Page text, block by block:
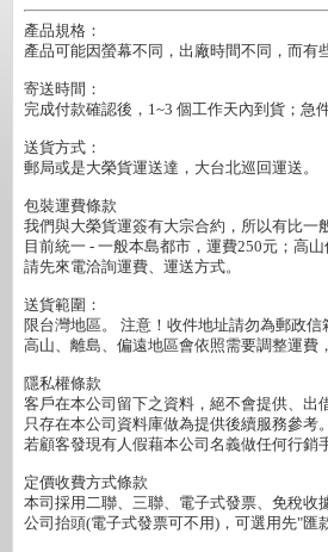
產品規格：
產品可能因螢幕不同，出廠時間不同，而有
寄送時間：
完成付款確認後，1~3 個工作天內到貨；
送貨方式：
郵局或是大榮貨運送達，大台北巡回運送。
包裝運費條款
我們與大榮貨運簽有大宗合約，所以有比一
目前統一 - 一般本島都市，運費250元；高山
請先來電洽詢運費、運送方式。
送貨範圍：
限台灣地區。 注意！收件地址請勿為郵政信
高山、離島、偏遠地區會依照需要調整運費
隱私權條款
客戶在本公司留下之資料，絕不會提供、出
只存在本公司資料庫做為提供後續服務參考。
若顧客發現有人假藉本公司名義做任何行銷
定價收費方式條款
本司採用二聯、三聯、電子式發票、免稅
公司抬頭(電子式發票可不用)，可選用先"匯